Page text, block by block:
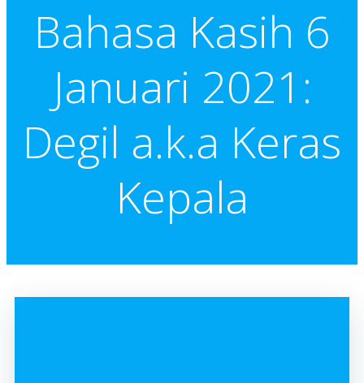
Bahasa Kasih 6
Januari 2021:
Degil a.k.a Keras
Kepala